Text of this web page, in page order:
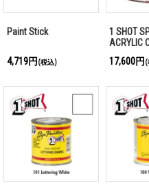
Paint Stick
4,719円 (税込)
1 SHOT
ACRYLIC
17,600円 (